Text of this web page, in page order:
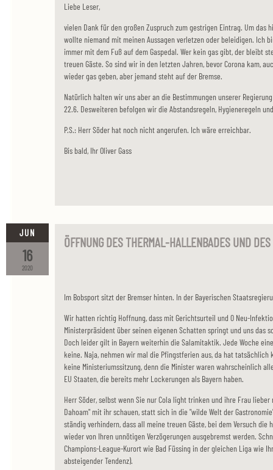
Liebe Leser,
vielen Dank für den großen Zuspruch zum gestrigen Eintrag. Um
wollte niemand mit meinen Aussagen verletzen oder beleidigen. Ich
immer mit dem Fuß auf dem Gaspedal. Wer kein gas gibt, der bleibt
treuen Gäste. So sind wir in den letzten Jahren, bevor Corona kam,
wieder gas geben, aber jemand steht auf der Bremse.
Natürlich halten wir uns aber an die Bestimmungen unserer
22.6. Desweiteren befolgen wir die Abstandsregeln, Hygieneregeln
P.S.: Herr Söder hat noch nicht angerufen. Ich wäre erreichbar.
Bis bald, Ihr Oliver Gass
2020
16
JUN
ÖFFNUNG DES THERMAL-HALLENBADES UND
Im Bobsport sitzt der Bremser hinten. In der Bayerischen
Wir hatten richtig Hoffnung, dass mit Gerichtsurteil und 0 Neu-
Ministerpräsident über seinen eigenen Schatten springt und uns das
Doch leider gilt in Bayern weiterhin die Salamitaktik. Jede Woche
keine. Naja, nehmen wir mal die Pfingstferien aus, da hat
keine Ministeriumssitzung, denn die Minister waren wahrscheinlich
EU Staaten, die bereits mehr Lockerungen als Bayern haben.
Herr Söder, selbst wenn Sie nur Cola light trinken und ihre Frau lieber
Dahoam" mit ihr schauen, statt sich in die "wilde Welt der
ständig verhindern, dass all meine treuen Gäste, bei dem Versuch
wieder von Ihren unnötigen Verzögerungen ausgebremst werden.
Champions-League-Kurort wie Bad Füssing in der gleichen Liga wie
absteigender Tendenz).